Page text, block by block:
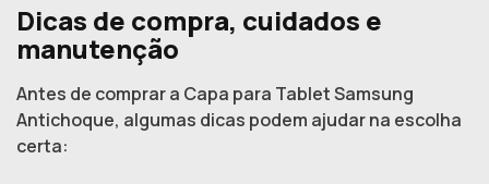
Dicas de compra, cuidados e
manutenção
Antes de comprar a Capa para Tablet Samsung
Antichoque, algumas dicas podem ajudar na escolha
certa: